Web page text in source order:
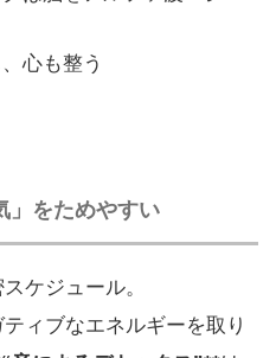
心も整う
」をためやすい
ケジュール。
ィブなエネルギーを取り